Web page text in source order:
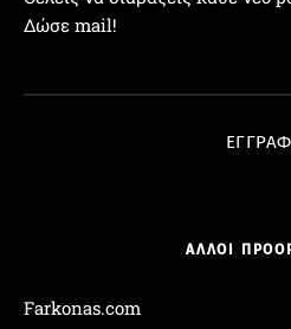
Δώσε mail!
ΑΛΛΟΙ
Farkonas.com